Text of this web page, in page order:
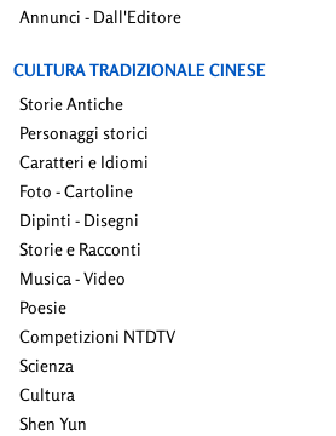
Annunci - Dall'Editore
CULTURA TRADIZIONALE CINESE
Storie Antiche
Personaggi storici
Caratteri e Idiomi
Foto - Cartoline
Dipinti - Disegni
Storie e Racconti
Musica - Video
Poesie
Competizioni NTDTV
Scienza
Cultura
Shen Yun